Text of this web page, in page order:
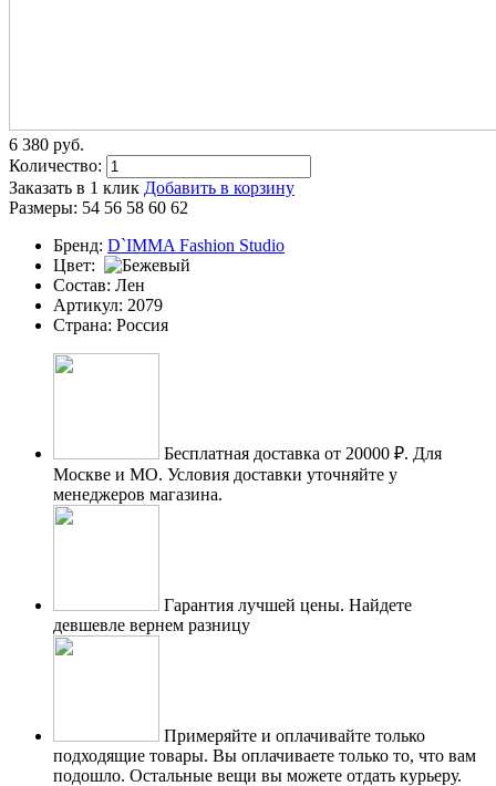
6 380 pуб.
Количество:
Заказать в 1 клик Добавить в корзину
Размеры: 54 56 58 60 62
Бренд: D`IMMA Fashion Studio
Цвет:
Состав: Лен
Артикул: 2079
Страна: Россия
Бесплатная доставка от 20000 ₽. Для
Москве и МО. Условия доставки уточняйте у
менеджеров магазина.
Гарантия лучшей цены. Найдете
девшевле вернем разницу
Примеряйте и оплачивайте только
подходящие товары. Вы оплачиваете только то, что вам
подошло. Остальные вещи вы можете отдать курьеру.